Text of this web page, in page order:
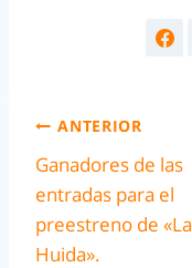
ANTERIOR
Ganadores de las
entradas para el
preestreno de «La
Huida».